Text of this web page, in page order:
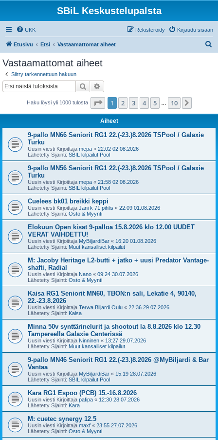
SBiL Keskustelupalsta
UKK Kirjaudu sisään
Rekisteröidy
Etusivu Etsi Vastaamattomat aiheet
Vastaamattomat aiheet
Siirry tarkennettuun hakuun
Etsi
Haku löysi yli 1000 tulosta Sivu /10
1 2 3 4 5 10
Aiheet
9-pallo MN66 Seniorit RG1 22.(-23.)8.2026 TSPool / Galaxie
Turku
Uusin viesti Kirjoittaja mepa « 22:02 02.08.2026
Lähetetty Sijainti: SBIL kilpailut Pool
9-pallo MN56 Seniorit RG1 22.(-23.)8.2026 TSPool / Galaxie
Turku
Uusin viesti Kirjoittaja mepa « 21:58 02.08.2026
Lähetetty Sijainti: SBIL kilpailut Pool
Cuelees bk01 breikki keppi
Uusin viesti Kirjoittaja Jani k 71 pihlis « 22:09 01.08.2026
Lähetetty Sijainti: Osto & Myynti
Elokuun Open kisat 9-palloa 15.8.2026 klo 12.00 UUDET
VERAT VAIHDETTU!
Uusin viesti Kirjoittaja MyBiljardiBar « 16:20 01.08.2026
Lähetetty Sijainti: Muut kansalliset kilpailut
M: Jacoby Heritage L2-butti + jatko + uusi Predator Vantage-
shafti, Radial
Uusin viesti Kirjoittaja Nano « 09:24 30.07.2026
Lähetetty Sijainti: Osto & Myynti
Kaisa RG1 Seniorit MN60, TBON:n sali, Lekatie 4, 90140,
22.-23.8.2026
Uusin viesti Kirjoittaja Terwa Biljardi Oulu « 22:36 29.07.2026
Lähetetty Sijainti: Kaisa
Minna 50v synttärinelurit ja shootout la 8.8.2026 klo 12.30
Tampereella Galaxie Centerissä
Uusin viesti Kirjoittaja Ninninen « 13:27 29.07.2026
Lähetetty Sijainti: Muut kansalliset kilpailut
9-pallo MN46 Seniorit RG1 22.(-23.)8.2026 @MyBiljardi & Bar
Vantaa
Uusin viesti Kirjoittaja MyBiljardiBar « 15:19 28.07.2026
Lähetetty Sijainti: SBIL kilpailut Pool
Kara RG1 Espoo (PCB) 15.-16.8.2026
Uusin viesti Kirjoittaja pafipa « 12:30 28.07.2026
Lähetetty Sijainti: Kara
M: cuetec synergy 12.5
Uusin viesti Kirjoittaja maxf « 23:55 27.07.2026
Lähetetty Sijainti: Osto & Myynti